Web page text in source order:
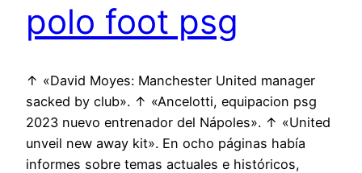
polo foot psg
↑ «David Moyes: Manchester United manager
sacked by club». ↑ «Ancelotti, equipacion psg
2023 nuevo entrenador del Nápoles». ↑ «United
unveil new away kit». En ocho páginas había
informes sobre temas actuales e históricos,